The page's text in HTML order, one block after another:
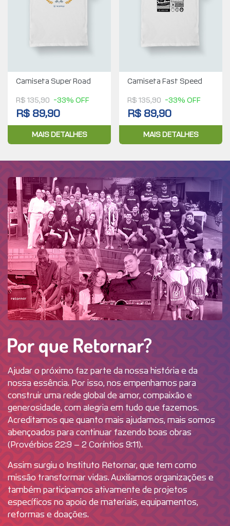
Camiseta Super Road
R$ 135,90 -33% OFF
R$ 89,90
MAIS DETALHES
Camiseta Fast Speed
R$ 135,90 -33% OFF
R$ 89,90
MAIS DETALHES
Por que
Ajudar o próximo faz parte da nossa história e da
nossa essência. Por isso, nos empenhamos para
construir uma rede global de amor, compaixão e
generosidade, com alegria em tudo que fazemos.
Acreditamos que quanto mais ajudamos, mais somos
abençoados para continuar fazendo boas obras
(Provérbios 22:9 – 2 Coríntios 9:11).
Assim surgiu o Instituto Retornar, que tem como
missão transformar vidas. Auxiliamos organizações e
também participamos ativamente de projetos
específicos no apoio de materiais, equipamentos,
reformas e doações.